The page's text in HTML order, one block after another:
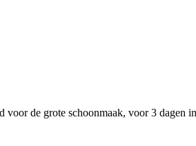
de grote schoonmaak, voor 3 dagen